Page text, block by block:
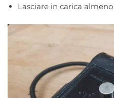
Lasciare in carica